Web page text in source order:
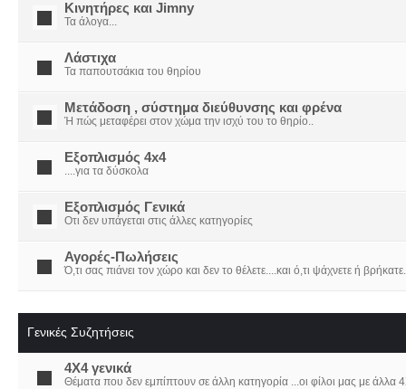
Κινητήρες και Jimny
Τα άλογα...
Λάστιχα
Τα παπουτσάκια του θηρίου
Μετάδοση , σύστημα διεύθυνσης και φρένα
Ή πώς μεταφέρει στον χώμα την ισχύ του το θηρίο..
Εξοπλισμός 4x4
....για τα δύσκολα
Εξοπλισμός Γενικά
Οτι δεν υπάγεται στις άλλες κατηγορίες
Αγορές-Πωλήσεις
Ό,τι σας πιάνει τον χώρο και δεν το θέλετε....και ό,τι ψάχνετε ή
Γενικές Συζητήσεις
4X4 γενικά
Θέματα που δεν εμπίπτουν σε άλλη κατηγορία ...οι φίλοι μας με άλλα